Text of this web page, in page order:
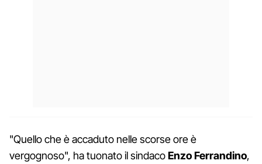
"Quello che è accaduto nelle scorse ore è
vergognoso", ha tuonato il sindacoEnzo Ferrandino,